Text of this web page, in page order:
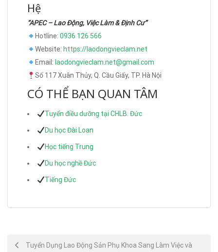
Hệ
“APEC – Lao Động, Việc Làm & Định Cư”
Hotline: 0936 126 566
Website: https://laodongvieclam.net
Email: laodongvieclam.net@gmail.com
Số 117 Xuân Thủy, Q. Cầu Giấy, TP. Hà Nội
CÓ THỂ BẠN QUAN TÂM
Tuyển điều dưỡng tại CHLB. Đức
Du học Đài Loan
Học tiếng Trung
Du học nghề Đức
Tiếng Đức
PostTuyển Dụng Lao Động Sản Phụ Khoa Sang Làm Việc và